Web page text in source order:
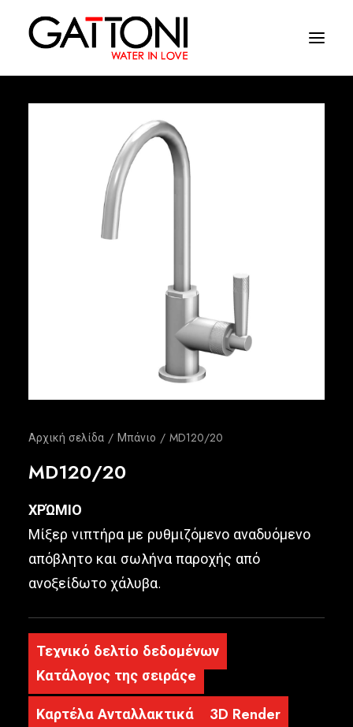
Περιβάλλοντα
Αρχική σελίδα Μπάνιο MD120/20
MD120/20
ΧΡΏΜΙΟ
Μίξερ νιπτήρα με ρυθμιζόμενο αναδυόμενο
απόβλητο και σωλήνα παροχής από
ανοξείδωτο χάλυβα.
Τεχνικό δελτίο δεδομένων
Κατάλογος της σειράςe
Καρτέλα Ανταλλακτικά
3D Render